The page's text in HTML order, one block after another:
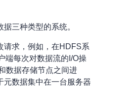
三种类型的系统。
请求，例如，在HDFS系
端每次对数据流的I/O操
数据存储节点之间进
元数据集中在一台服务器